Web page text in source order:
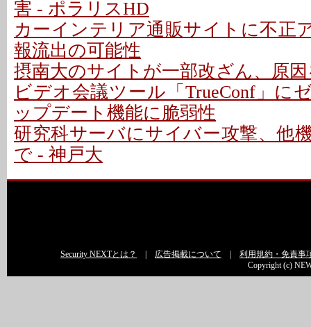
害 - ポラリスHD
カーインテリア通販サイトに不正
報流出の可能性
摂南大のサイトが一部改ざん、原
ビデオ会議ツール「TrueConf」に
ップデート機能に脆弱性
研究科サーバにサイバー攻撃、他
で - 神戸大
Security NEXTとは？ 広告掲載について
利用規約・免責事
Copyright (c)